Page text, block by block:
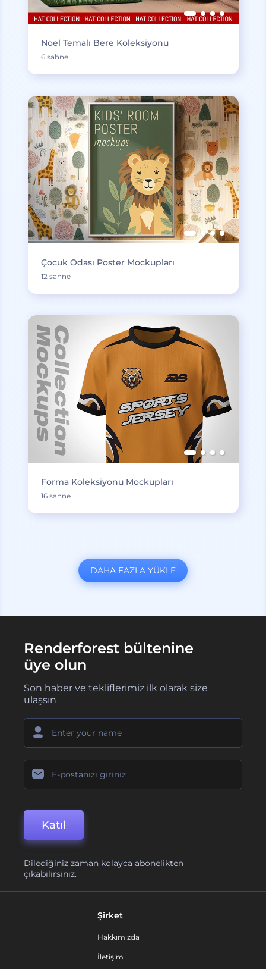
Noel Temalı Bere Koleksiyonu
6 sahne
Çocuk Odası Poster Mockupları
12 sahne
Forma Koleksiyonu Mockupları
16 sahne
DAHA FAZLA YÜKLE
Renderforest bültenine
üye olun
Son haber ve tekliflerimiz ilk olarak size
ulaşsın
Katıl
Dilediğiniz zaman kolayca abonelikten
çıkabilirsiniz.
Şirket
Hakkımızda
İletişim